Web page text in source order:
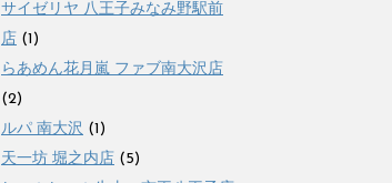
サイゼリヤ 八王子みなみ野駅前
店 (1)
らあめん花月嵐 ファブ南大沢店
(2)
ルパ 南大沢 (1)
天一坊 堀之内店 (5)